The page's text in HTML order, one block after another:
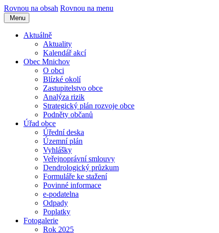
Rovnou na obsah Rovnou na menu
Menu
Aktuálně
Aktuality
Kalendář akcí
Obec Mnichov
O obci
Blízké okolí
Zastupitelstvo obce
Analýza rizik
Strategický plán rozvoje obce
Podněty občanů
Úřad obce
Úřední deska
Územní plán
Vyhlášky
Veřejnoprávní smlouvy
Dendrologický průzkum
Formuláře ke stažení
Povinné informace
e-podatelna
Odpady
Poplatky
Fotogalerie
Rok 2025